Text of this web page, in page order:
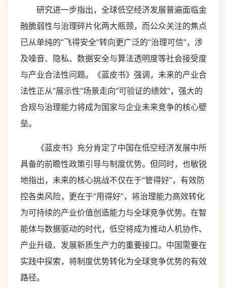
研究进一步指出，全球低空经济发展普遍面临金
融脆弱性与治理碎片化两大瓶颈，而公众关注的焦点
已从单纯的“飞得安全”转向更广泛的“治理可信”，涉
及噪音、隐私、数据安全与算法透明度等社会接受度
与产业合法性问题。《蓝皮书》强调，未来的产业合
法性正从“展示性”场景走向“可验证的绩效”，强大的
合规与治理能力将成为国家与企业未来竞争的核心壁
垒。
《蓝皮书》充分肯定了中国在低空经济发展中所
具备的前瞻性政策引导与制度优势。但同时，也敏锐
地指出，未来的核心挑战不仅在于“管得好”，有效防
控各类风险，更在于“用得好”，将治理能力高效转化
为可持续的产业价值创造能力与全球竞争优势。在智
能体与数据驱动的时代，低空将成为推动人机协作、
产业升级、发展新质生产力的重要接口。中国需要在
实践中探索，将制度优势转化为全球竞争优势的有效
路径。